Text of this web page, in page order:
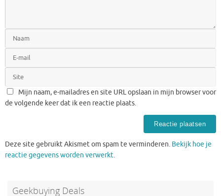
Mijn naam, e-mailadres en site URL opslaan in mijn browser voor
de volgende keer dat ik een reactie plaats.
Deze site gebruikt Akismet om spam te verminderen. Bekijk hoe je
reactie gegevens worden verwerkt.
Geekbuying Deals